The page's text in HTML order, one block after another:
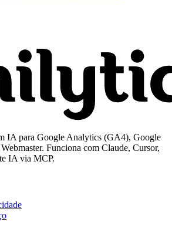
IA para Google Analytics (GA4), Google
Funciona com Claude, Cursor,
IA via MCP.